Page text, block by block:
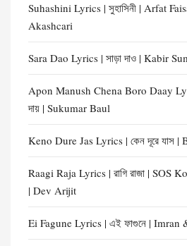
Suhashini Lyrics | সুহাসিনী | Arfat
Akashcari
Sara Dao Lyrics | সাড়া দাও | Kabir
Apon Manush Chena Boro Daay
দায় | Sukumar Baul
Keno Dure Jas Lyrics | কেন দূরে যাস
Raagi Raja Lyrics | রাগি রাজা | SOS
| Dev Arijit
Ei Fagune Lyrics | এই ফাগুনে | Imran